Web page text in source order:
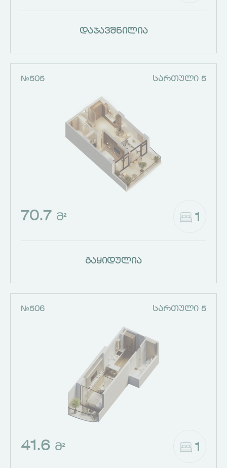
დაჯავშნილია
№505 ᲡᲐᲠᲗᲣᲚᲘ 5
70.7 Მ² 1
გაყიდულია
№506 ᲡᲐᲠᲗᲣᲚᲘ 5
41.6 Მ² 1